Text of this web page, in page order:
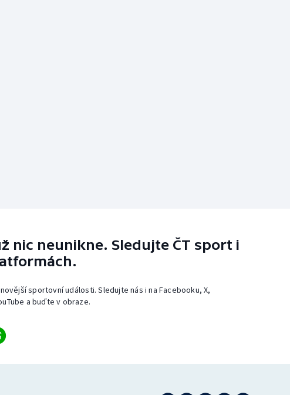
nic neunikne. Sledujte ČT sport i
sportovní události. Sledujte nás i na Facebooku, X,
a buďte v obraze.